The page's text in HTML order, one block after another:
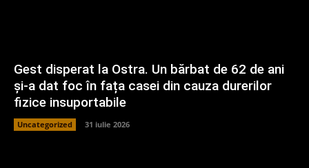
Gest disperat la Ostra. Un bărbat de 62 de ani
și-a dat foc în fața casei din cauza durerilor
fizice insuportabile
Uncategorized 31 iulie 2026